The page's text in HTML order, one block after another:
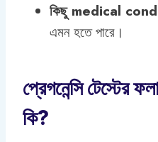
কিছু medical
এমন হতে পারে।
প্রেগনেন্সি টেস্টের
কি?